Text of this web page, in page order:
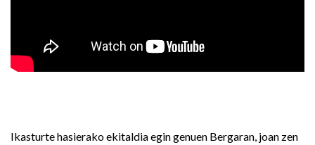
Ikasturte hasierako ekitaldia egin genuen Bergaran, joan zen